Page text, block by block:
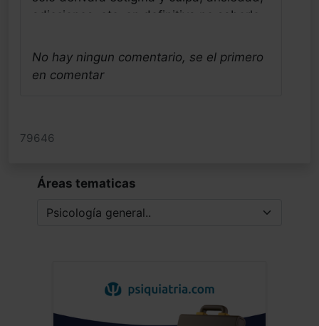
adicciones, etc, en definitiva no saberlo
primera opción. Siempre ha sido así, pero
viene bien que culpemos a la pandemia
cuando intoxicamos de forma global a
procesado industrial, hasta declararle la
victimas. Todo es acción-reacción,
critico al sistema, nunca a las victimas.
Saludos alegres del neandertal
hiperactivo de Sevilla
No hay ningun comentario, se el primero
en comentar
79646
Áreas tematicas